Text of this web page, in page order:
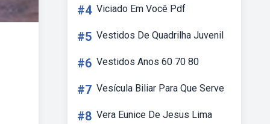
#4 Viciado Em Você Pdf
#5 Vestidos De Quadrilha Juvenil
#6 Vestidos Anos 60 70 80
#7 Vesícula Biliar Para Que Serve
#8 Vera Eunice De Jesus Lima